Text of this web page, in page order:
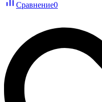
Сравнение0